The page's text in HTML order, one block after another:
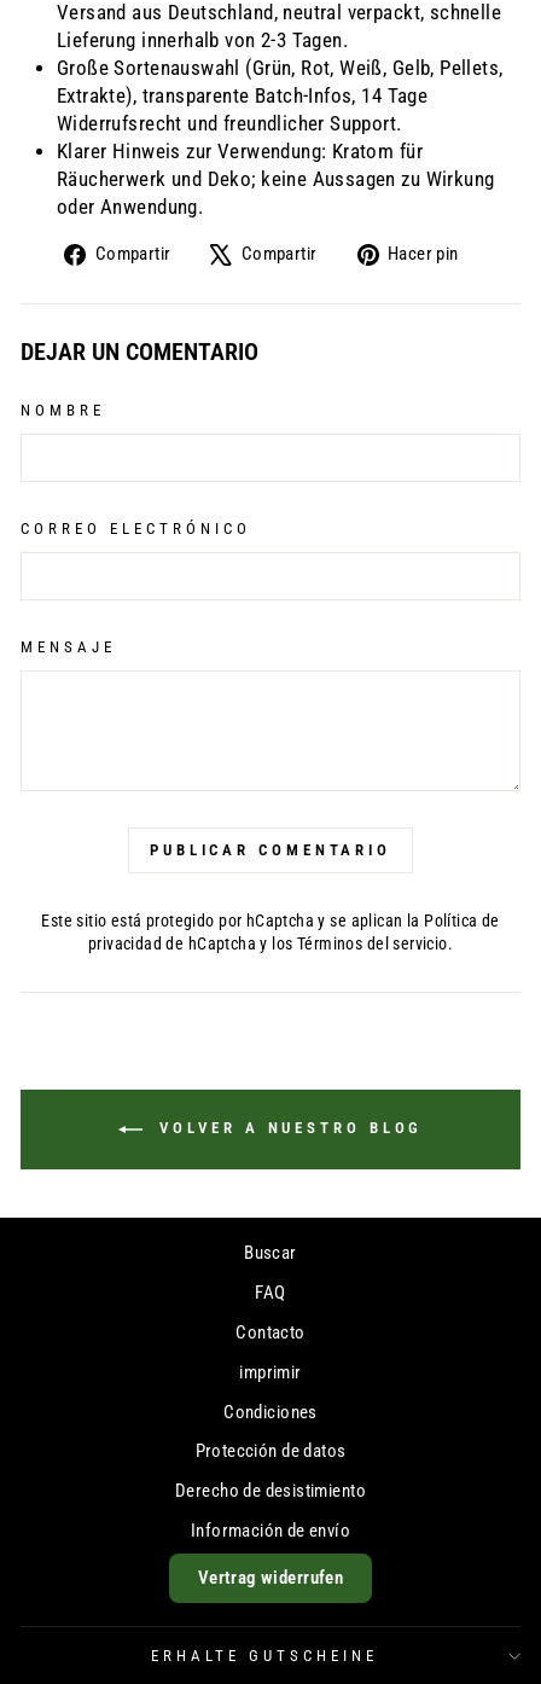
Versand aus Deutschland, neutral verpackt, schnelle
Lieferung innerhalb von 2-3 Tagen.
Große Sortenauswahl (Grün, Rot, Weiß, Gelb, Pellets,
Extrakte), transparente Batch-Infos, 14 Tage
Widerrufsrecht und freundlicher Support.
Klarer Hinweis zur Verwendung: Kratom für
Räucherwerk und Deko; keine Aussagen zu Wirkung
oder Anwendung.
Compartir
Compartir
Facebook
Compartir
Tuitear
X
Hacer pin
DEJAR UN COMENTARIO
NOMBRE
CORREO ELECTRÓNICO
MENSAJE
PUBLICAR COMENTARIO
Este sitio está protegido por hCaptcha y se aplican la Política de
privacidad de hCaptchay los Términos del servicio.
VOLVER A NUESTRO BLOG
Buscar
FAQ
Contacto
imprimir
Condiciones
Protección de datos
Derecho de desistimiento
Información de envío
Vertrag widerrufen
ERHALTE GUTSCHEINE